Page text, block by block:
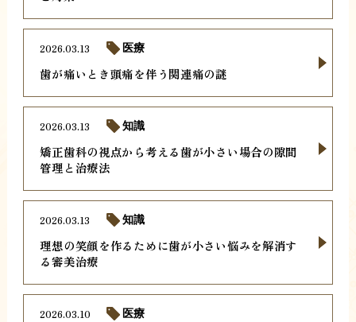
歯が痛いとき頭痛を伴う関連痛の謎
2026.03.13 医療
矯正歯科の視点から考える歯が小さい場合の隙間
管理と治療法
2026.03.13 知識
理想の笑顔を作るために歯が小さい悩みを解消す
る審美治療
2026.03.13 知識
2026.03.10 医療